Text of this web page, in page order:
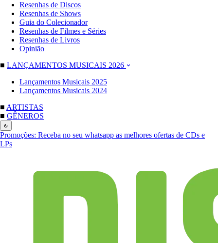
Resenhas de Discos
Resenhas de Shows
Guia do Colecionador
Resenhas de Filmes e Séries
Resenhas de Livros
Opinião
■ LANÇAMENTOS MUSICAIS 2026
Lançamentos Musicais 2025
Lançamentos Musicais 2024
■ ARTISTAS
■ GÊNEROS
Promoções: Receba no seu whatsapp as melhores ofertas de CDs e
LPs